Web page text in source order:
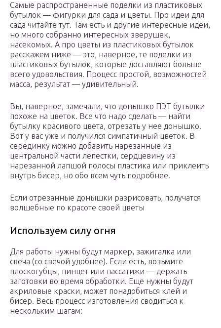
Самые распространенные поделки из пластиковых
бутылок — фигурки для сада и цветы. Про идеи для
сада читайте тут. Там есть и другие интересные идеи,
но много собранно интересных зверушек,
насекомых. А про цветы из пластиковых бутылок
расскажем ниже — это, наверное, те поделки из
пластиковых бутылок, которые доставляют больше
всего удовольствия. Процесс простой, возможностей
масса, результат — удивительный.
Вы, наверное, замечали, что донышко ПЭТ бутылки
похоже на цветок. Все что надо сделать — найти
бутылку красивого цвета, отрезать у нее донышко.
Вот у вас уже и получился симпатичный цветок. В
серединку можно добавить нарезанные из
центральной части лепестки, сердцевину из
нарезанной лапшой полосы пластика или приклеить
внутрь бисер, но обо всем чуть подробнее.
Если отрезанные донышки разрисовать, получатся
волшебные по красоте своей цветы
Используем силу огня
Для работы нужны будут маркер, зажигалка или
свеча (со свечой удобнее). Если есть, возьмите
плоскогубцы, пинцет или пассатижи — держать
заготовки во время обработки. Еще нужны будут
акриловые краски, может понадобиться клей и
бисер. Весь процесс изготовления сводиться к
нескольким шагам: